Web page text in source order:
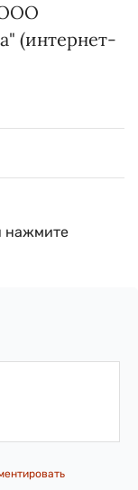
ООО
(интернет-
нажмите